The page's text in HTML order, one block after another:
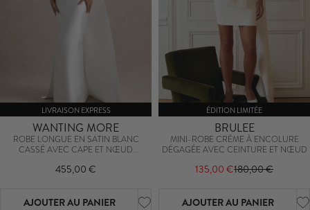
LIVRAISON EXPRESS
WANTING MORE
ROBE LONGUE EN SATIN BLANC
CASSÉ AVEC CAPE ET NŒUD
455,00 €
AJOUTER AU PANIER
ÉDITION LIMITÉE
BRULEE
MINI-ROBE CRÈME À ENCOLURE
DÉGAGÉE AVEC CEINTURE ET NŒUD
135,00 €180,00 €
AJOUTER AU PANIER